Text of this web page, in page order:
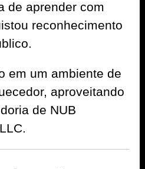
de aprender com
reconhecimento
em um ambiente de
aproveitando
de NUB